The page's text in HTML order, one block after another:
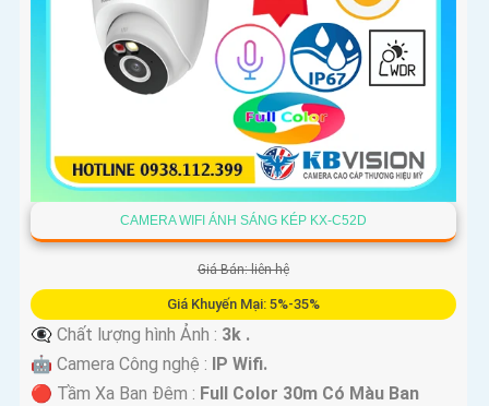
CAMERA WIFI ÁNH SÁNG KÉP KX-C52D
Giá Bán: liên hệ
Giá Khuyến Mại: 5%-35%
👁️‍🗨 Chất lượng hình Ảnh : 3k .
🤖️ Camera Công nghệ : IP Wifi.
🔴 Tầm Xa Ban Đêm : Full Color 30m Có Màu Ban